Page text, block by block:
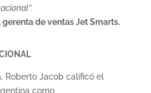
de ventas Jet Smarts.
Roberto Jacob calificó el
como